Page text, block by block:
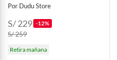
Por Dudu Store
S/ 229 -12%
S/ 259
Retira mañana